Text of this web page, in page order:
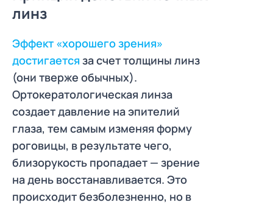
линз
Эффект «хорошего зрения»
достигается за счет толщины линз
(они тверже обычных).
Ортокератологическая линза
создает давление на эпителий
глаза, тем самым изменяя форму
роговицы, в результате чего,
близорукость пропадает — зрение
на день восстанавливается. Это
происходит безболезненно, но в